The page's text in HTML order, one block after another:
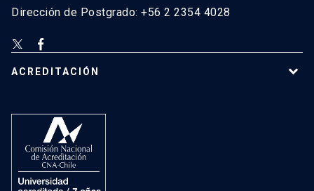
Dirección de Postgrado: +56 2 2354 4028
ACREDITACIÓN